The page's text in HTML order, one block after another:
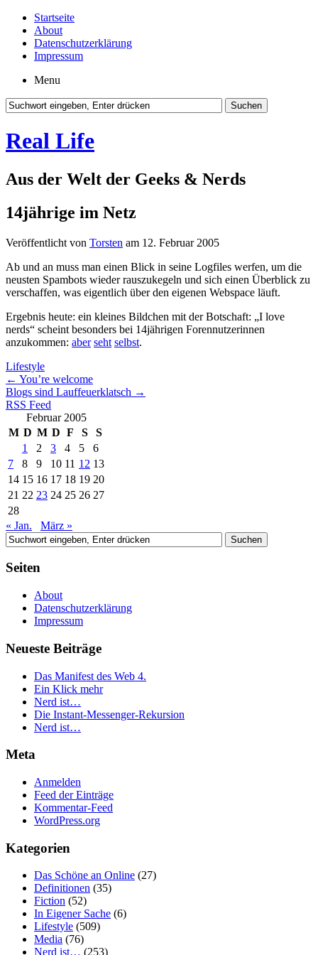
Startseite
About
Datenschutzerklärung
Impressum
Menu
Real Life
Aus der Welt der Geeks & Nerds
14jährige im Netz
Veröffentlicht von Torsten am 12. Februar 2005
Ab und an muss man einen Blick in seine Logfiles werfen, um die
neusten Spambots wieder rauszukegeln und sich einen Überblick zu
verschaffen, was eigentlich über den eigenen Webspace läuft.
Ergebnis heute: ein kleines Bildchen mit der Botschaft: „I love
nerds“ scheint besonders bei 14jährigen Forennutzerinnen
anzukommen: aber seht selbst.
Lifestyle
← You’re welcome
Blogs sind Lauffeuerklatsch →
RSS Feed
Februar 2005
M D M D F S
S
1
2 3 4 5
6
7
8 9 10 11 12 13
14 15 16 17 18 19 20
21 22 23 24 25 26 27
28
« Jan.
März »
Seiten
About
Datenschutzerklärung
Impressum
Neueste Beiträge
Das Manifest des Web 4.
Ein Klick mehr
Nerd ist…
Die Instant-Messenger-Rekursion
Nerd ist…
Meta
Anmelden
Feed der Einträge
Kommentar-Feed
WordPress.org
Kategorien
Das Schöne an Online (27)
Definitionen (35)
Fiction (52)
In Eigener Sache (6)
Lifestyle (509)
Media (76)
Nerd ist… (253)